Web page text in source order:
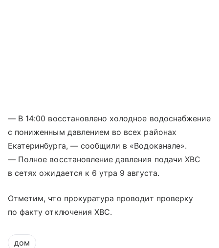
— В 14:00 восстановлено холодное водоснабжение
с пониженным давлением во всех районах
Екатеринбурга, — сообщили в «Водоканале».
— Полное восстановление давления подачи ХВС
в сетях ожидается к 6 утра 9 августа.
Отметим, что прокуратура проводит проверку
по факту отключения ХВС.
дом